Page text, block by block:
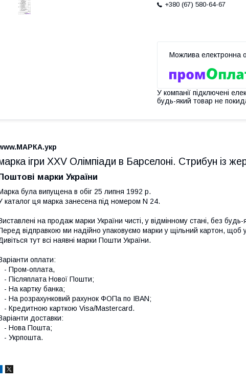
+380 (67) 580-64-67
У компанії підключені
будь-який товар не
ігри XXV Олімпіади в Барселоні. Стрибун із
Поштові марки України
була випущена в обіг 25 липня 1992 р.
каталог ця марка занесена під номером N 24.
на продаж марки України чисті, у відмінному стані, без будь-
відправкою ми надійно упаковуємо марки у щільний картон,
тут всі наявні марки Пошти України.
оплати:
- Пром-оплата,
- Післяплата Нової Пошти;
- На картку банка;
- На розрахунковий рахунок ФОПа по IBAN;
- Кредитною карткою Visa/Mastercard.
доставки:
- Нова Пошта;
- Укрпошта.